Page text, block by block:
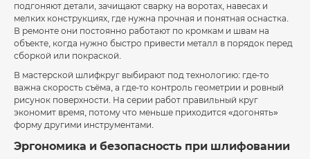
подгоняют детали, зачищают сварку на воротах, навесах и
мелких конструкциях, где нужна прочная и понятная оснастка.
В ремонте они постоянно работают по кромкам и швам на
объекте, когда нужно быстро привести металл в порядок перед
сборкой или покраской.
В мастерской шлифкруг выбирают под технологию: где-то
важна скорость съёма, а где-то контроль геометрии и ровный
рисунок поверхности. На серии работ правильный круг
экономит время, потому что меньше приходится «догонять»
форму другими инструментами.
Эргономика и безопасность при шлифовании